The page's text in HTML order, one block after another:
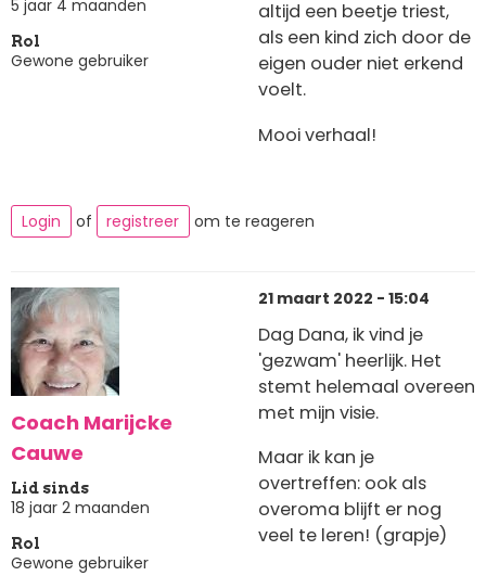
5 jaar 4 maanden
Rol
Gewone gebruiker
altijd een beetje triest,
als een kind zich door de
eigen ouder niet erkend
voelt.
Mooi verhaal!
Login of registreer om te reageren
Coach Marijcke
Cauwe
Lid sinds
18 jaar 2 maanden
Rol
Gewone gebruiker
21 maart 2022 - 15:04
Dag Dana, ik vind je
'gezwam' heerlijk. Het
stemt helemaal overeen
met mijn visie.
Maar ik kan je
overtreffen: ook als
overoma blijft er nog
veel te leren! (grapje)